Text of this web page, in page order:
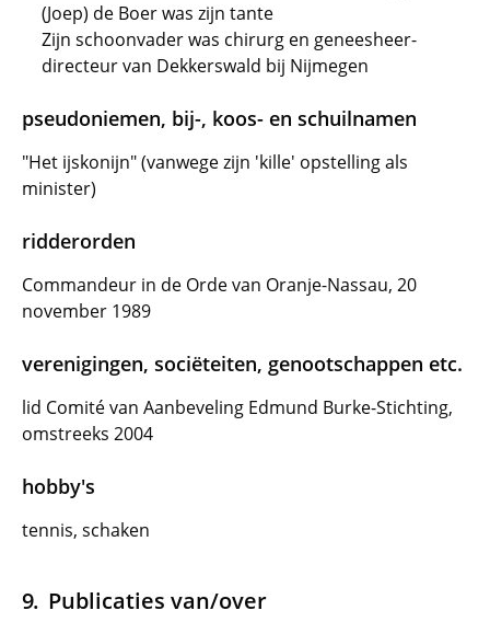
(Joep) de Boer was zijn tante
Zijn schoonvader was chirurg en geneesheer-
directeur van Dekkerswald bij Nijmegen
pseudoniemen, bij-, koos- en schuilnamen
"Het ijskonijn" (vanwege zijn 'kille' opstelling als
minister)
ridderorden
Commandeur in de Orde van Oranje-Nassau, 20
november 1989
verenigingen, sociëteiten, genootschappen etc.
lid Comité van Aanbeveling Edmund Burke-Stichting,
omstreeks 2004
hobby's
tennis, schaken
Publicaties van/over